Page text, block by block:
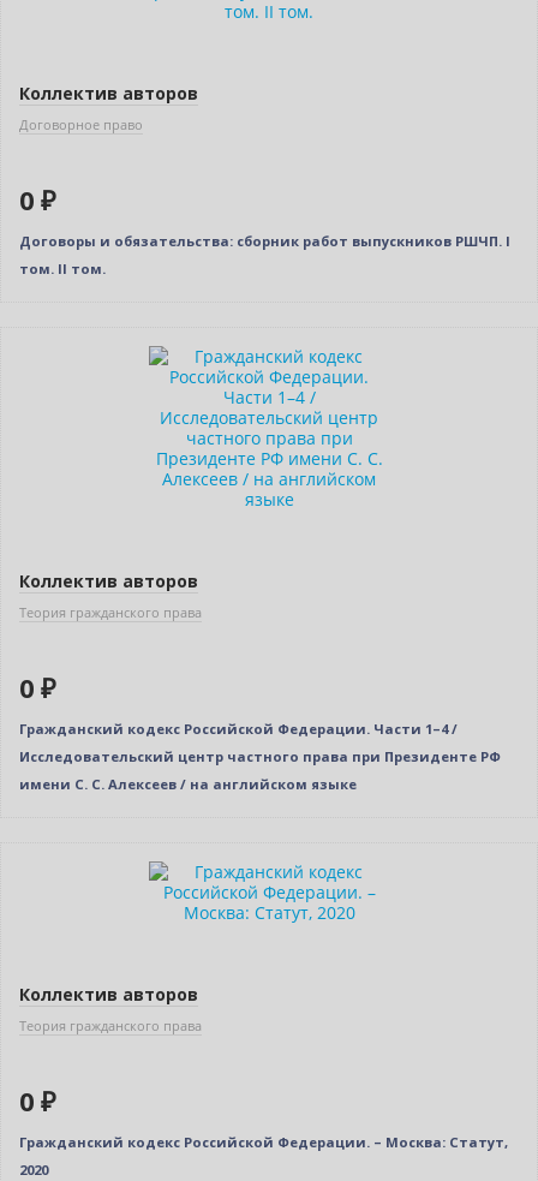
Коллектив авторов
Договорное право
0 ₽
Договоры и обязательства: сборник работ выпускников РШЧП. I
том. II том.
Коллектив авторов
Теория гражданского права
0 ₽
Гражданский кодекс Российской Федерации. Части 1–4 /
Исследовательский центр частного права при Президенте РФ
имени С. С. Алексеев / на английском языке
Коллектив авторов
Теория гражданского права
0 ₽
Гражданский кодекс Российской Федерации. – Москва: Статут,
2020